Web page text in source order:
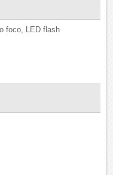
foco, LED flash